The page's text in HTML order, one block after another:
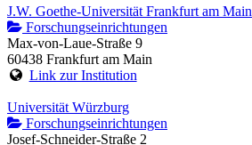
J.W. Goethe-Universität Frankfurt am Main
Forschungseinrichtungen
Max-von-Laue-Straße 9
60438 Frankfurt am Main
Link zur Institution
Universität Würzburg
Forschungseinrichtungen
Josef-Schneider-Straße 2